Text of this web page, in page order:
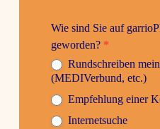
Wie sind Sie auf
geworden? *
Rund­schreiben
(MEDI­Ver­bund, etc.)
Empfeh­lung einer
Inter­net­suche